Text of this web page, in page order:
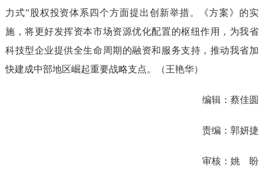
力式”股权投资体系四个方面提出创新举措。《方案》的实
施，将更好发挥资本市场资源优化配置的枢纽作用，为我省
科技型企业提供全生命周期的融资和服务支持，推动我省加
快建成中部地区崛起重要战略支点。（王艳华）
编辑：蔡佳圆
责编：郭妍捷
审核：姚 盼